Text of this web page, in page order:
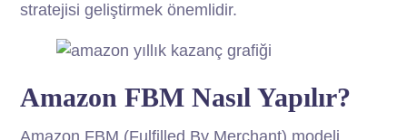
stratejisi geliştirmek önemlidir.
Amazon FBM Nasıl Yapılır?